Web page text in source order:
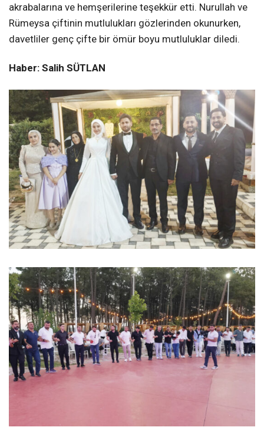
akrabalarına ve hemşerilerine teşekkür etti. Nurullah ve
Rümeysa çiftinin mutlulukları gözlerinden okunurken,
davetliler genç çifte bir ömür boyu mutluluklar diledi.
Haber: Salih SÜTLAN